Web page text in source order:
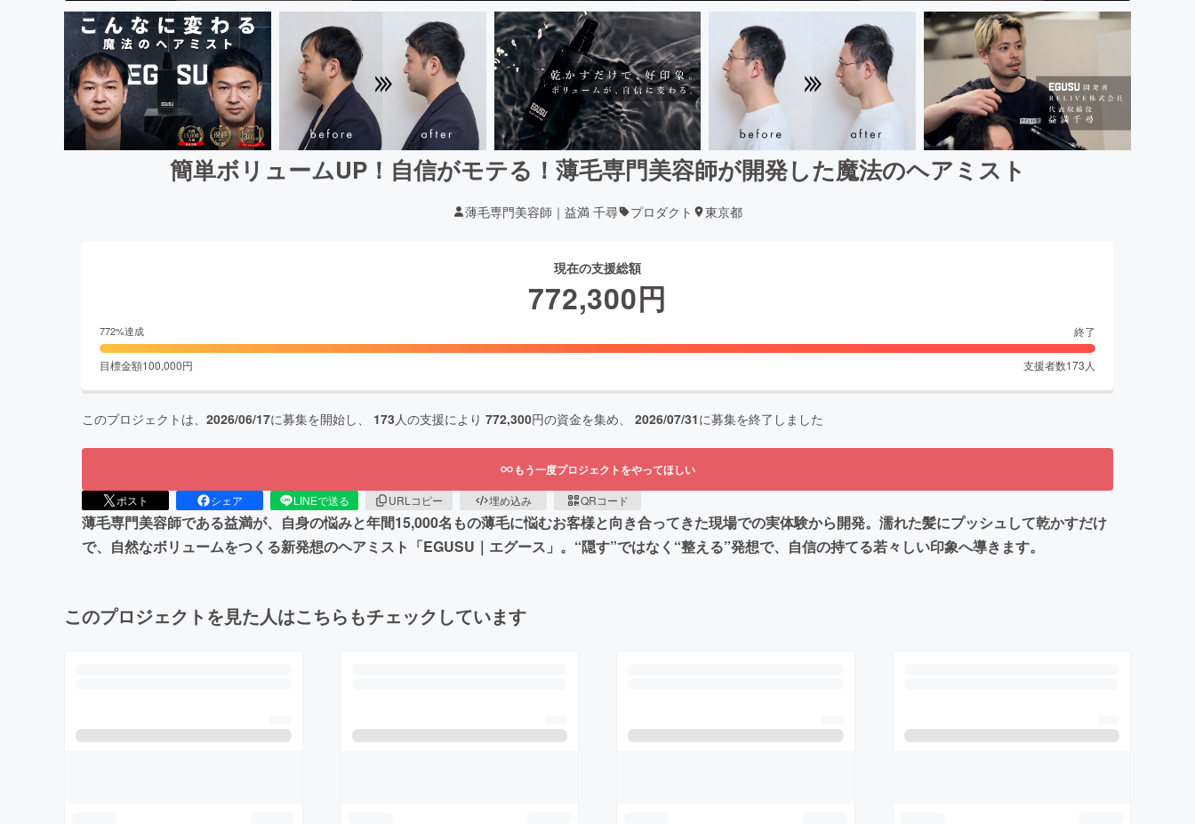
簡単ボリュームUP！自信がモテる！薄毛専門美容師が開発した魔法のヘアミスト
薄毛専門美容師｜益満 千尋 プロダクト 東京都
現在の支援総額
772,300円
772%達成 終了
目標金額100,000円 支援者数173 人
このプロジェクトは、 2026/06/17に募集を開始し、 173 人の支援により 772,300円の資金を集め、 2026/07/31に募集を終了しました
もう一度プロジェクトをやってほしい
ポスト シェア LINEで送る URLコピー 埋め込み QRコード
薄毛専門美容師である益満が、自身の悩みと年間15,000名もの薄毛に悩むお客様と向き合ってきた現場での実体験から開発。濡れた髪にプッシュして乾かすだけ
で、自然なボリュームをつくる新発想のヘアミスト「EGUSU｜エグース」。“隠す”ではなく“整える”発想で、自信の持てる若々しい印象へ導きます。
このプロジェクトを見た人はこちらもチェックしています